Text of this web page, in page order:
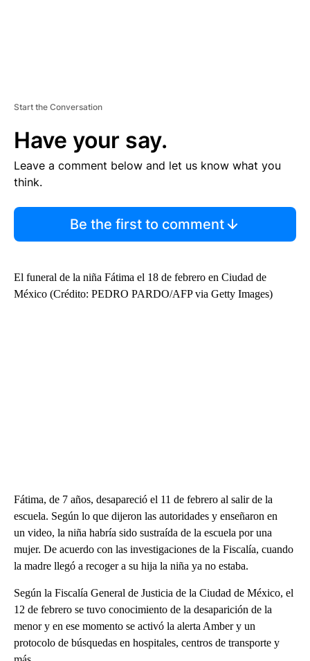
Start the Conversation
Have your say.
Leave a comment below and let us know what you
think.
Be the first to comment
El funeral de la niña Fátima el 18 de febrero en Ciudad de
México (Crédito: PEDRO PARDO/AFP via Getty Images)
Fátima, de 7 años, desapareció el 11 de febrero al salir de la
escuela. Según lo que dijeron las autoridades y enseñaron en
un video, la niña habría sido sustraída de la escuela por una
mujer. De acuerdo con las investigaciones de la Fiscalía, cuando
la madre llegó a recoger a su hija la niña ya no estaba.
Según la Fiscalía General de Justicia de la Ciudad de México, el
12 de febrero se tuvo conocimiento de la desaparición de la
menor y en ese momento se activó la alerta Amber y un
protocolo de búsquedas en hospitales, centros de transporte y